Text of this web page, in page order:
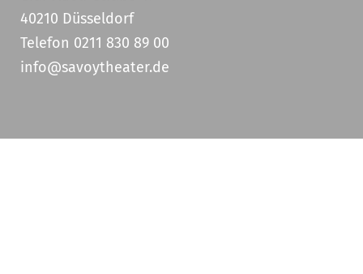
40210 Düsseldorf
Telefon 0211 830 89 00
info@savoytheater.de